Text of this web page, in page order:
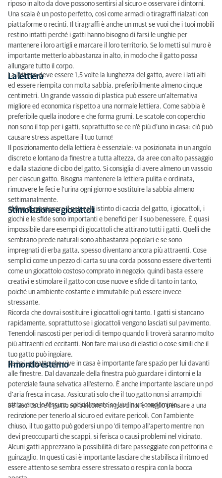
riposo in alto da dove possono sentirsi al sicuro e osservare i dintorni.
Una scala è un posto perfetto, così come armadi o tiragraffi rialzati con
piattaforme o recinti. Il tiragraffi è anche un must se vuoi che i tuoi mobili
restino intatti perché i gatti hanno bisogno di farsi le unghie per
mantenere i loro artigli e marcare il loro territorio. Se lo metti sul muro è
importante metterlo abbastanza in alto, in modo che il gatto possa
allungare tutto il corpo.
La lettiera
La lettiera deve essere 1,5 volte la lunghezza del gatto, avere i lati alti
ed essere riempita con molta sabbia, preferibilmente almeno cinque
centimetri. Un grande vassoio di plastica può essere un'alternativa
migliore ed economica rispetto a una normale lettiera. Come sabbia è
preferibile quella inodore e che forma grumi. Le scatole con coperchio
non sono il top per i gatti, soprattutto se ce n’è più d’uno in casa: ciò può
causare stress aspettare il tuo turno!
Il posizionamento della lettiera è essenziale: va posizionata in un angolo
discreto e lontano da finestre a tutta altezza, da aree con alto passaggio
e dalla stazione di cibo del gatto. Si consiglia di avere almeno un vassoio
per ciascun gatto. Bisogna mantenere la lettiera pulita e ordinata,
rimuovere le feci e l'urina ogni giorno e sostituire la sabbia almeno
settimanalmente.
Stimolazione e giocattoli
Al fine di mantenere il naturale istinto di caccia del gatto, i giocattoli, i
giochi e le sfide sono importanti e benefici per il suo benessere. È quasi
impossibile dare esempi di giocattoli che attirano tutti i gatti. Quelli che
sembrano prede naturali sono abbastanza popolari e se sono
impregnati di erba gatta, spesso diventano ancora più attraenti. Cose
semplici come un pezzo di carta su una corda possono essere divertenti
come un giocattolo costoso comprato in negozio: quindi basta essere
creativi e stimolare il gatto con cose nuove e sfide di tanto in tanto,
poiché un ambiente costante e immutabile può essere invece
stressante.
Ricorda che dovrai sostituire i giocattoli ogni tanto. I gatti si stancano
rapidamente, soprattutto se i giocattoli vengono lasciati sul pavimento.
Tenendoli nascosti per periodi di tempo quando li troverà saranno molto
più attraenti ed eccitanti. Non fare mai uso di elastici o cose simili che il
tuo gatto può ingoiare.
Il mondo esterno
Se hai un gatto che vive in casa è importante fare spazio per lui davanti
alle finestre. Dal davanzale della finestra può guardare i dintorni e la
potenziale fauna selvatica all'esterno. È anche importante lasciare un po'
d'aria fresca in casa. Assicurati solo che il tuo gatto non si arrampichi
attraverso le fessure, specialmente se vivi in un condominio.
Se lasci uscire il gatto sul balcone o in giardino, è meglio pensare a una
recinzione per tenerlo al sicuro ed evitare pericoli. Con l'ambiente
chiuso, il tuo gatto può godersi un po 'di tempo all'aperto mentre non
devi preoccuparti che scappi, si ferisca o causi problemi nel vicinato.
Alcuni gatti apprezzano la possibilità di fare passeggiate con pettorina e
guinzaglio. In questi casi è importante lasciare che stabilisca il ritmo ed
essere attento se sembra essere stressato o respira con la bocca